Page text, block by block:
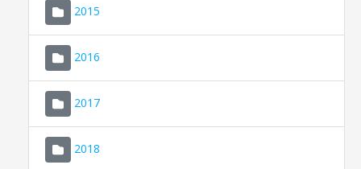
2015
2016
2017
2018